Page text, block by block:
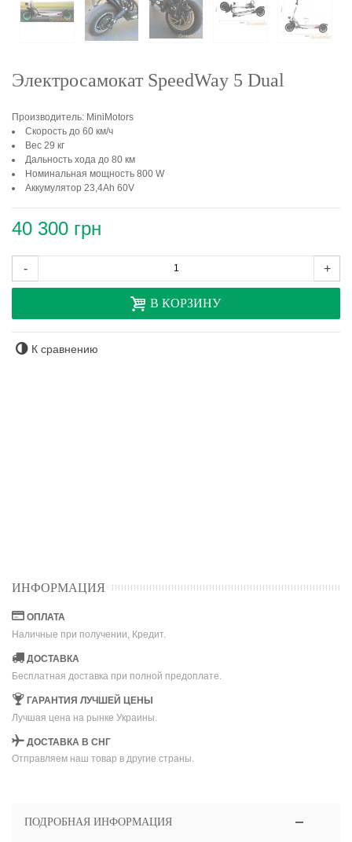
Электросамокат SpeedWay 5 Dual
Производитель: MiniMotors
Скорость до 60 км/ч
Вес 29 кг
Дальность хода до 80 км
Номинальная мощность 800 W
Аккумулятор 23,4Ah 60V
40 300 грн
- +
В КОРЗИНУ
К сравнению
ИНФОРМАЦИЯ
ОПЛАТА
Наличные при получении, Кредит.
ДОСТАВКА
Бесплатная доставка при полной предоплате.
ГАРАНТИЯ ЛУЧШЕЙ ЦЕНЫ
Лучшая цена на рынке Украины.
ДОСТАВКА В СНГ
Отправляем наш товар в другие страны.
ПОДРОБНАЯ ИНФОРМАЦИЯ